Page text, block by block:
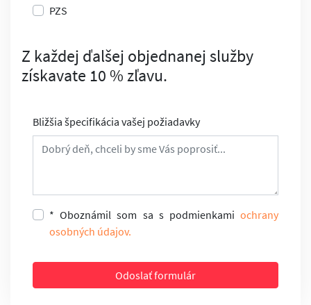
PZS
Z každej ďalšej objednanej služby
získavate 10 % zľavu.
Bližšia špecifikácia vašej požiadavky
* Oboznámil som sa s podmienkami ochrany
osobných údajov.
Odoslať formulár